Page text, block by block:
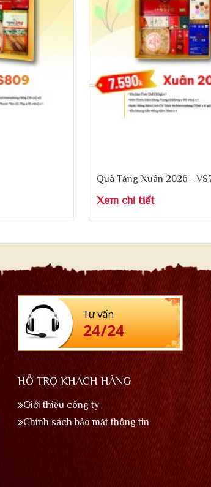
Quà Tặng Xuân 2026 -
Xem chi tiết
HỖ TRỢ KHÁCH HÀNG
Giới thiệu công ty
Chính sách bảo mật thông tin